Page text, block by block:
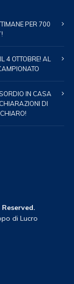
PER 700
4 OTTOBRE! AL
IN CASA
DI
di Lucro